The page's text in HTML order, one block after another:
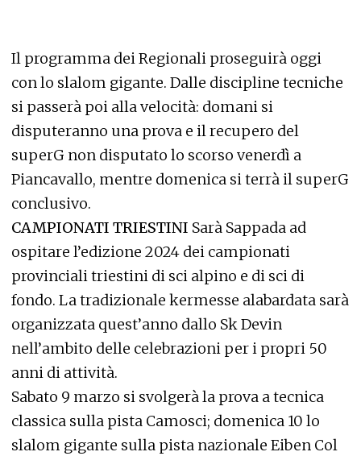
Il programma dei Regionali proseguirà oggi
con lo slalom gigante. Dalle discipline tecniche
si passerà poi alla velocità: domani si
disputeranno una prova e il recupero del
superG non disputato lo scorso venerdì a
Piancavallo, mentre domenica si terrà il superG
conclusivo.
CAMPIONATI TRIESTINI Sarà Sappada ad
ospitare l’edizione 2024 dei campionati
provinciali triestini di sci alpino e di sci di
fondo. La tradizionale kermesse alabardata sarà
organizzata quest’anno dallo Sk Devin
nell’ambito delle celebrazioni per i propri 50
anni di attività.
Sabato 9 marzo si svolgerà la prova a tecnica
classica sulla pista Camosci; domenica 10 lo
slalom gigante sulla pista nazionale Eiben Col